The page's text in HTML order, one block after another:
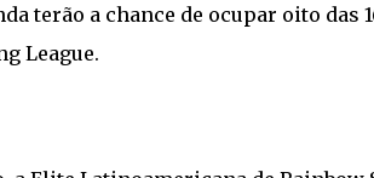
terão a chance de ocupar oito das
League.